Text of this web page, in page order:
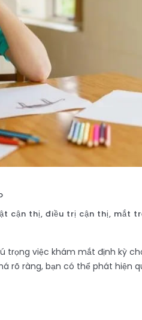
cận thị, điều trị cận thị, mắt
việc khám mắt định kỳ
rõ ràng, bạn có thể phát hiện